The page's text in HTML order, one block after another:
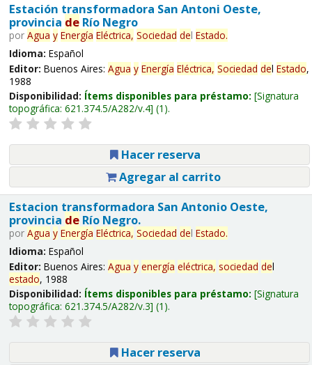
Estación transformadora San Antoni Oeste,
provincia deRío Negro
por Agua y Energía Eléctrica, Sociedad del Estado.
Idioma: Español
Editor: Buenos Aires: Agua y Energía Eléctrica, Sociedad del Estado,
1988
Disponibilidad: Ítems disponibles para préstamo: Signatura
topográfica: 621.374.5/A282/v.4 (1).
Hacer reserva
Agregar al carrito
Estacion transformadora San Antonio Oeste,
provincia deRío Negro.
por Agua y Energía Eléctrica, Sociedad del Estado.
Idioma: Español
Editor: Buenos Aires: Agua y energía eléctrica, sociedad del
estado, 1988
Disponibilidad: Ítems disponibles para préstamo: Signatura
topográfica: 621.374.5/A282/v.3 (1).
Hacer reserva